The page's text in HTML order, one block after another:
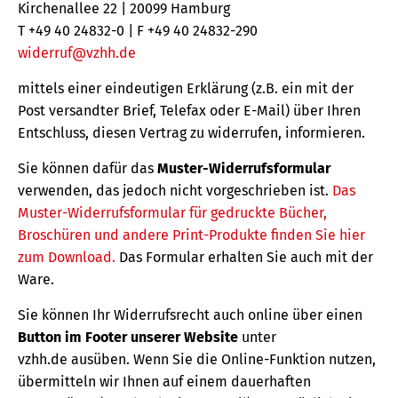
Kirchenallee 22 | 20099 Hamburg
T +49 40 24832-0 | F +49 40 24832-290
widerruf@vzhh.de
mittels einer eindeutigen Erklärung (z.B. ein mit der
Post versandter Brief, Telefax oder E-Mail) über Ihren
Entschluss, diesen Vertrag zu widerrufen, informieren.
Sie können dafür das Muster-Widerrufsformular
verwenden, das jedoch nicht vorgeschrieben ist. Das
Muster-Widerrufsformular für gedruckte Bücher,
Broschüren und andere Print-Produkte finden Sie hier
zum Download. Das Formular erhalten Sie auch mit der
Ware.
Sie können Ihr Widerrufsrecht auch online über einen
Button im Footer unserer Website unter
vzhh.de ausüben. Wenn Sie die Online-Funktion nutzen,
übermitteln wir Ihnen auf einem dauerhaften